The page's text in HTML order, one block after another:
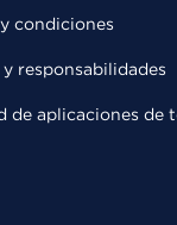
condiciones
responsabilidades
de aplicaciones de